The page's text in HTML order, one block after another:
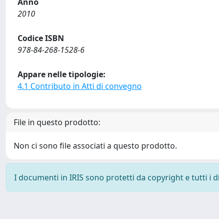
2010
Codice ISBN
978-84-268-1528-6
Appare nelle tipologie:
4.1 Contributo in Atti di convegno
File in questo prodotto:
Non ci sono file associati a questo prodotto.
I documenti in IRIS sono protetti da copyright e tutti i